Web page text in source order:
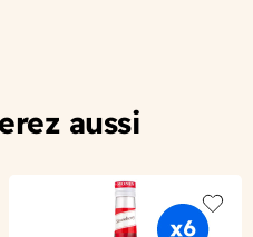
aussi
wishlist Add